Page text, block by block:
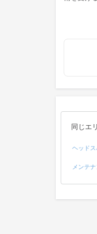
同じエ
ヘッド
メンテ